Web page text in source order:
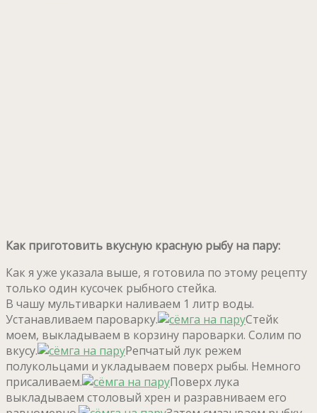
Как приготовить вкусную красную рыбу на пару:
Как я уже указала выше, я готовила по этому рецепту
только один кусочек рыбного стейка.
В чашу мультиварки наливаем 1 литр воды.
Устанавливаем пароварку.
Стейк
моем, выкладываем в корзину пароварки. Солим по
вкусу.
Репчатый лук режем
полукольцами и укладываем поверх рыбы. Немного
присаливаем.
Поверх лука
выкладываем столовый хрен и разравниваем его